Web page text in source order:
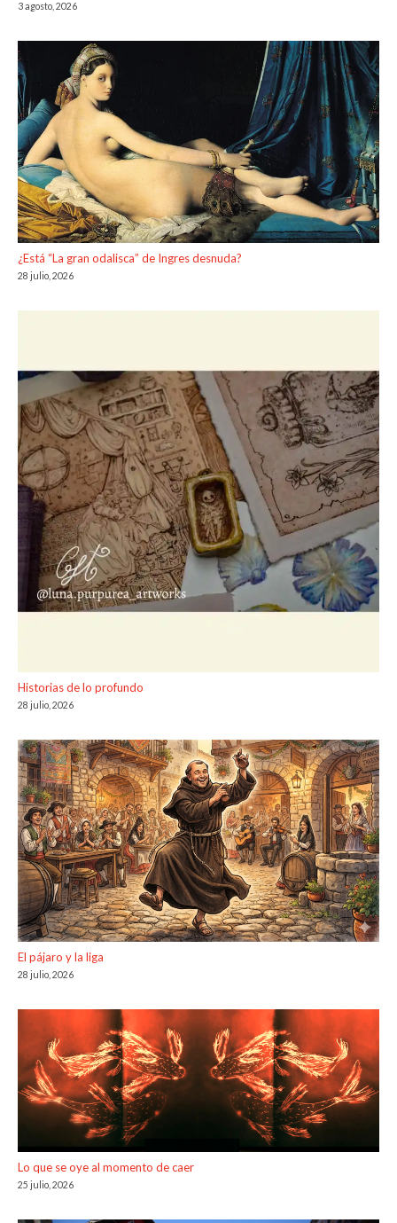
3 agosto, 2026
¿Está “La gran odalisca” de Ingres desnuda?
28 julio, 2026
Historias de lo profundo
28 julio, 2026
El pájaro y la liga
28 julio, 2026
Lo que se oye al momento de caer
25 julio, 2026